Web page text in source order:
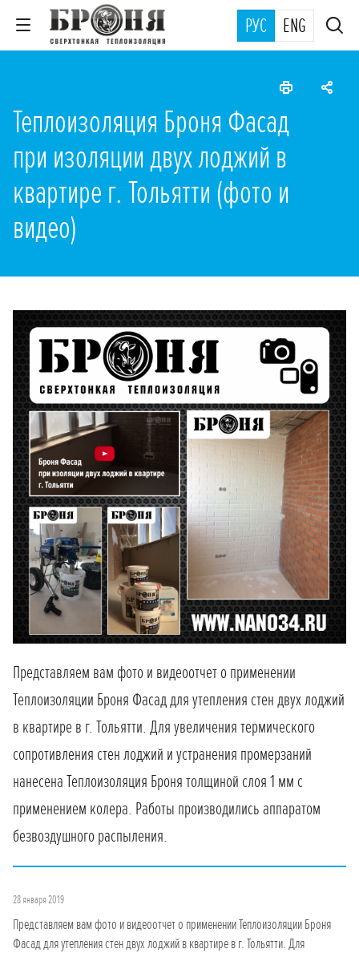
РУС ENG
Теплоизоляция Броня Фасад
при изоляции двух лоджий в
квартире г. Тольятти (фото и
видео)
Представляем вам фото и видеоотчет о применении
Теплоизоляции Броня Фасад для утепления стен двух лоджий
в квартире в г. Тольятти. Для увеличения термического
сопротивления стен лоджий и устранения промерзаний
нанесена Теплоизоляция Броня толщиной слоя 1 мм с
применением колера. Работы производились аппаратом
безвоздушного распыления.
28 января 2019
Представляем вам фото и видеоотчет о применении Теплоизоляции Броня
Фасад для утепления стен двух лоджий в квартире в г. Тольятти. Для